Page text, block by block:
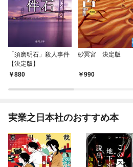
「須磨明石」殺人事件
【決定版】
880
砂冥宮 決定版
990
実業之日本社のおすすめ本